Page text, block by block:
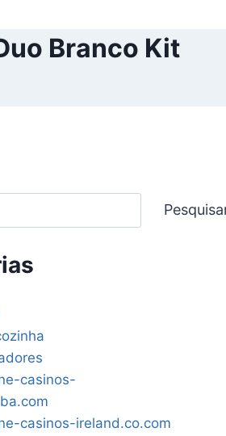
Branco Kit
casinos-
casinos-ireland.co.com